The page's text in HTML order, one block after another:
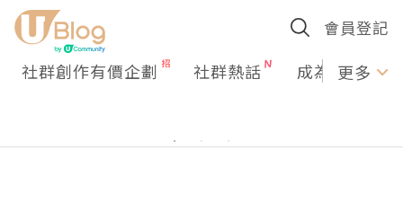
會員登記
社群創作有價企劃 社群熱話 成為U更多